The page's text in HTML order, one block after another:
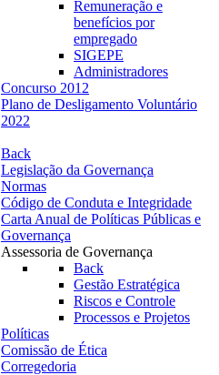
Remuneração e
benefícios por
empregado
SIGEPE
Administradores
Concurso 2012
Plano de Desligamento Voluntário
2022
Back
Legislação da Governança
Normas
Código de Conduta e Integridade
Carta Anual de Políticas Públicas e
Governança
Assessoria de Governança
Back
Gestão Estratégica
Riscos e Controle
Processos e Projetos
Políticas
Comissão de Ética
Corregedoria